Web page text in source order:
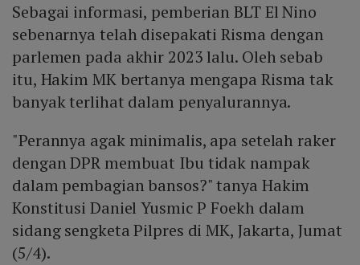
Sebagai informasi, pemberian BLT El Nino
sebenarnya telah disepakati Risma dengan
parlemen pada akhir 2023 lalu. Oleh sebab
itu, Hakim MK bertanya mengapa Risma tak
banyak terlihat dalam penyalurannya.
"Perannya agak minimalis, apa setelah raker
dengan DPR membuat Ibu tidak nampak
dalam pembagian bansos?" tanya Hakim
Konstitusi Daniel Yusmic P Foekh dalam
sidang sengketa Pilpres di MK, Jakarta, Jumat
(5/4).